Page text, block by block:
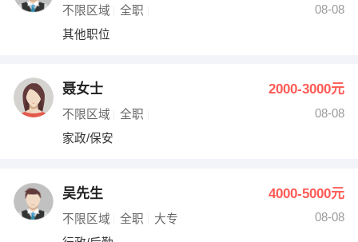
不限区域 全职
08-08
其他职位
聂女士 2000-3000元
不限区域 全职
08-08
家政/保安
吴先生 4000-5000元
不限区域 全职 大专
08-08